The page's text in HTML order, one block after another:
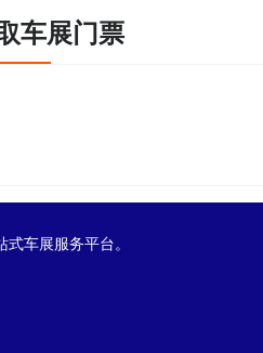
车展门票
式车展服务平台。